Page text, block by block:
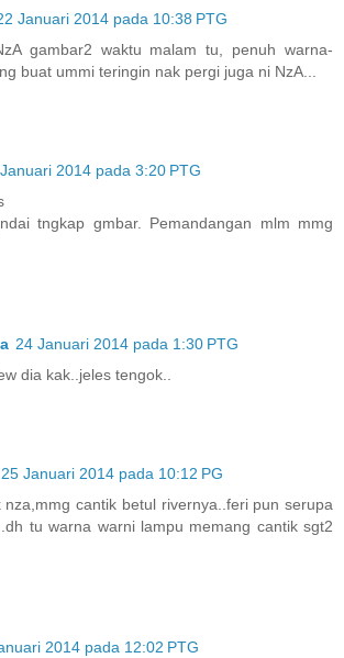
Januari 2014 pada 10:38 PTG
gambar2 waktu malam tu, penuh warna-
buat ummi teringin nak pergi juga ni NzA...
2014 pada 3:20 PTG
tngkap gmbar. Pemandangan mlm mmg
24 Januari 2014 pada 1:30 PTG
dia kak..jeles tengok..
25 Januari 2014 pada 10:12 PG
nza,mmg cantik betul rivernya..feri pun serupa
tu warna warni lampu memang cantik sgt2
2014 pada 12:02 PTG